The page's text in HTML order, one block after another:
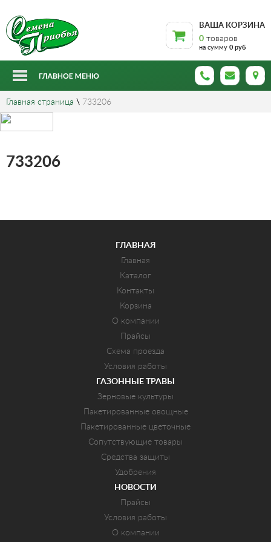
ВАША КОРЗИНА
0 товаров
на сумму 0 руб
Главная страница \ 733206
733206
ГЛАВНАЯ
Главная
Каталог
Контакты
Корзина
О компании
Прайсы
Схема проезда
Условия работы
ГАЗОННЫЕ ТРАВЫ
Зерновые культуры
Пакетированные овощные
Пакетированные цветочные
Сопутствующие товары
Средства защиты
Удобрения
НОВОСТИ
Прайсы
Условия работы
О компании